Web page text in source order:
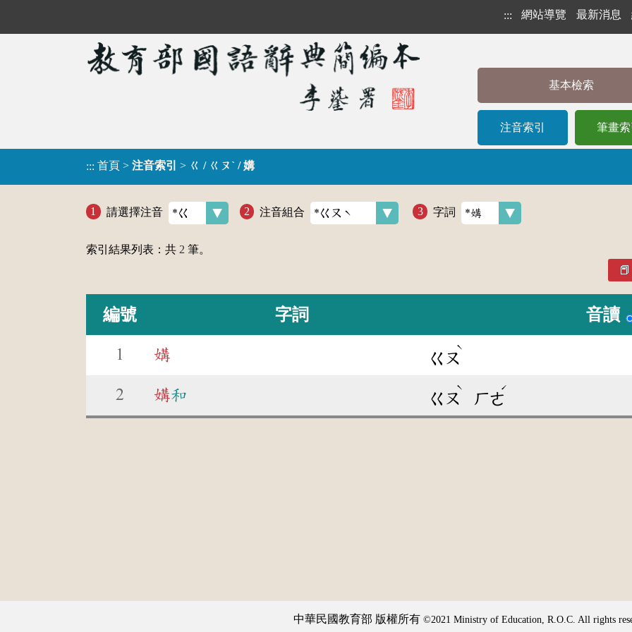
::: 網站導覽 最新消息
基本檢索
注音索引 筆畫索
::: 首頁 > 注音索引 > ㄍ / ㄍㄡˋ / 媾
請選擇注音 注音組合 字詞
索引結果列表：共 2 筆。
編號 字詞 音讀
1 媾 ㄍㄡ
ˋ
2 媾和 ㄍㄡ
ˋ
ㄏㄜ
ˊ
中華民國教育部 版權所有 ©2021 Ministry of Education, R.O.C. All rights